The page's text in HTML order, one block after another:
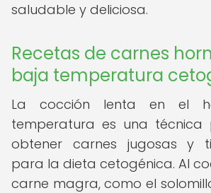
saludable y deliciosa.
Recetas de carnes
baja temperatura
La cocción lenta en el
temperatura es una
obtener carnes jugosas y
para la dieta cetogénica. Al
carne magra, como el